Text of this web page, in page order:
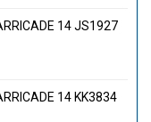
14 JS1927
14 KK3834